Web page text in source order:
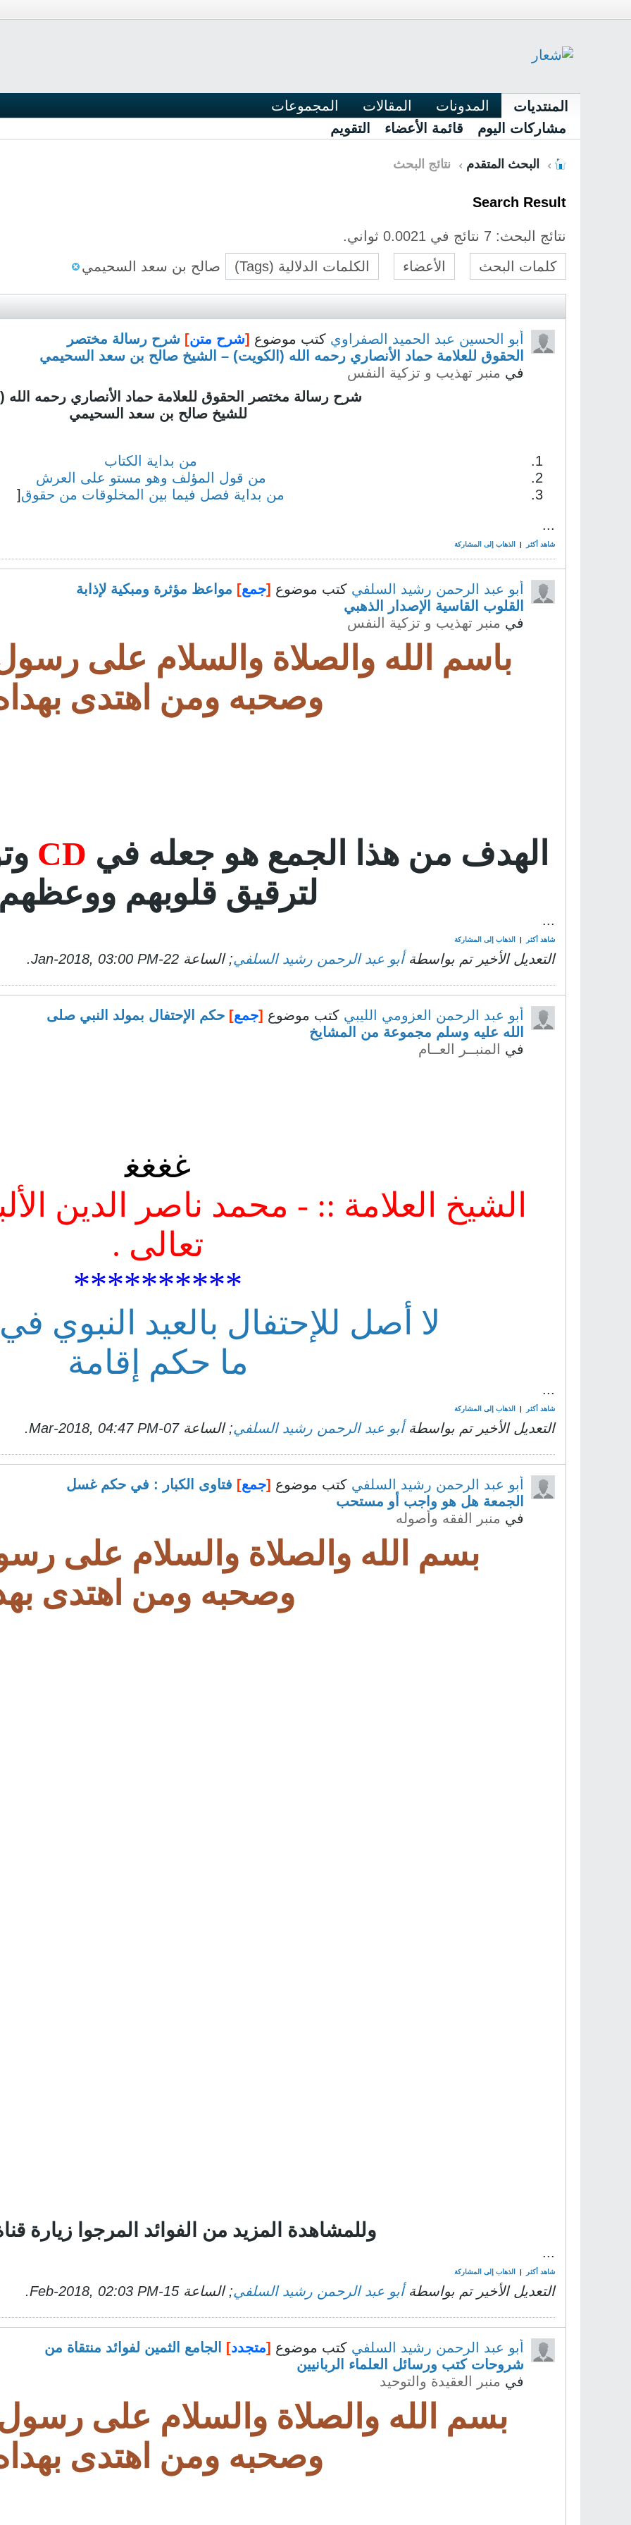
المنتديات المدونات المقالات
المجموعات
مشاركات اليوم
قائمة الأعضاء التقويم
البحث المتقدم نتائج البحث
Search Result
نتائج البحث:
كلمات البحث
الأعضاء الكلمات الدلالية (Tags) صالح بن سعد السحيمي
أبو الحسين عبد الحميد الصفراوي كتب موضوع [شرح متن] شرح رسالة مختصر
الحقوق للعلامة حماد الأنصاري رحمه الله (الكويت) – الشيخ صالح بن سعد السحيمي
في منبر تهذيب و تزكية النفس
شرح رسالة مختصر الحقوق للعلامة حماد الأنصاري رحمه الله
للشيخ صالح بن سعد السحيمي
من بداية الكتاب
من قول المؤلف وهو مستو على العرش
من بداية فصل فيما بين المخلوقات من حقوق[
...
شاهد أكثر | الذهاب إلى المشاركة
أبو عبد الرحمن رشيد السلفي كتب موضوع [جمع] مواعظ مؤثرة ومبكية لإذابة
القلوب القاسية الإصدار الذهبي
في منبر تهذيب و تزكية النفس
باسم الله والصلاة والسلام على
وصحبه ومن اهتدى
الهدف من هذا الجمع هو جعله في CD
لترقيق قلوبهم
...
شاهد أكثر | الذهاب إلى المشاركة
التعديل الأخير تم بواسطةأبو عبد الرحمن رشيد السلفي; الساعة 22-Jan-2018, 03:00 PM
.
أبو عبد الرحمن العزومي الليبي كتب موضوع [جمع] حكم الإحتفال بمولد النبي صلى
الله عليه وسلم مجموعة من المشايخ
في
المنبــر العــام
غ‍غ‍غ‍غ‍
الشيخ العلامة :: - محمد ناصر الدين
تعالى .
**********
لا أصل للإحتفال بالعيد النبوي
ما حكم إقامة
...
شاهد أكثر | الذهاب إلى المشاركة
التعديل الأخير تم بواسطةأبو عبد الرحمن رشيد السلفي; الساعة07-Mar-2018, 04:47 PM
.
أبو عبد الرحمن رشيد السلفي كتب موضوع [جمع] فتاوى الكبار : في حكم غسل
الجمعة هل هو واجب أو مستحب
في منبر الفقه وأصوله
بسم الله والصلاة والسلام على
وصحبه ومن اهتدى
وللمشاهدة المزيد من الفوائد المرجوا زيارة
...
شاهد أكثر | الذهاب إلى المشاركة
التعديل الأخير تم بواسطةأبو عبد الرحمن رشيد السلفي; الساعة 15-Feb-2018, 02:03 PM
.
أبو عبد الرحمن رشيد السلفي كتب موضوع [متجدد]
الجامع الثمين لفوائد منتقاة من
شروحات كتب ورسائل العلماء الربانيين
في منبر العقيدة والتوحيد
بسم الله والصلاة والسلام على
وصحبه ومن اهتدى